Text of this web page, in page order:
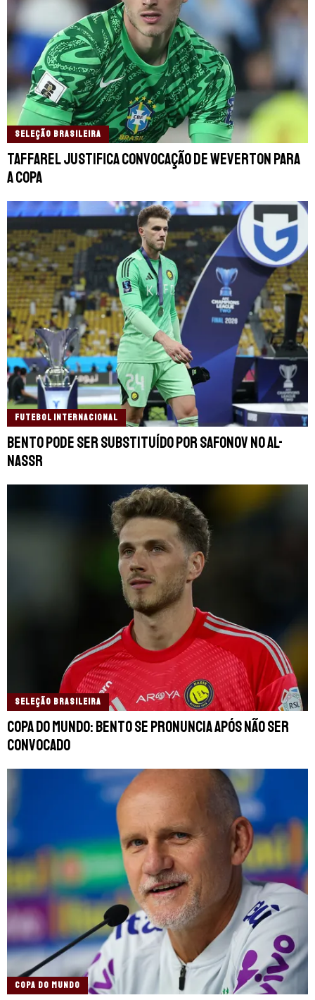
SELEÇÃO BRASILEIRA
Taffarel justifica convocação de Weverton para
a Copa
FUTEBOL INTERNACIONAL
Bento pode ser substituído por Safonov no Al-
Nassr
SELEÇÃO BRASILEIRA
Copa do Mundo: Bento se pronuncia após não ser
convocado
COPA DO MUNDO